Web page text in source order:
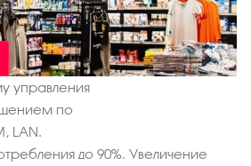
управления
по
LAN.
до 90%. Увеличение